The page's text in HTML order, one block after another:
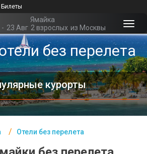
Билеты
Ямайка
- 23 Авг 2 взрослых из Москвы
без перелета
курорты
Отели без перелета